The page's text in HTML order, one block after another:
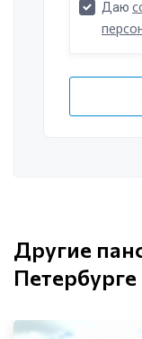
Другие
Петербурге